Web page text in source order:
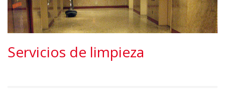
Servicios de limpieza